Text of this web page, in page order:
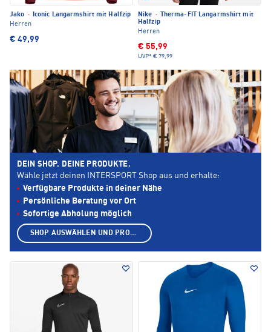
Jako ·
Iconic Langarmshirt mit Halfzip
Herren
€ 49,99
Nike ·
Therma-FIT Langarmshirt mit
Halfzip
Herren
€ 55,99
UVP* € 79,99
DEIN SHOP. DEINE PRODUKTE.
Wähle jetzt deinen INTERSPORT Shop aus und erhalte:
Verfügbare Produkte in deiner Nähe
Persönliche Beratung vor Ort
Sofortige Abholung möglich
SHOP AUSWÄHLEN UND PRODUKTE ANZEIGEN